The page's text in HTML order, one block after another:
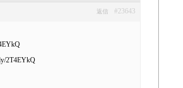
#23643
返信
2T4EYkQ